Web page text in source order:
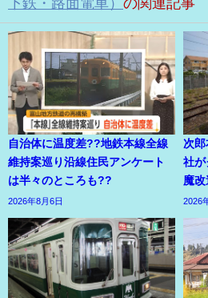
自治体に温度差??地鉄本線全線
維持案巡り沿線住民アンケート
は半々のところも??
2026年8月6日
次郎
社が
魔
2026